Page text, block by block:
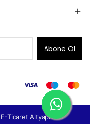
Abone Ol
Ticaret Altyapısı ile